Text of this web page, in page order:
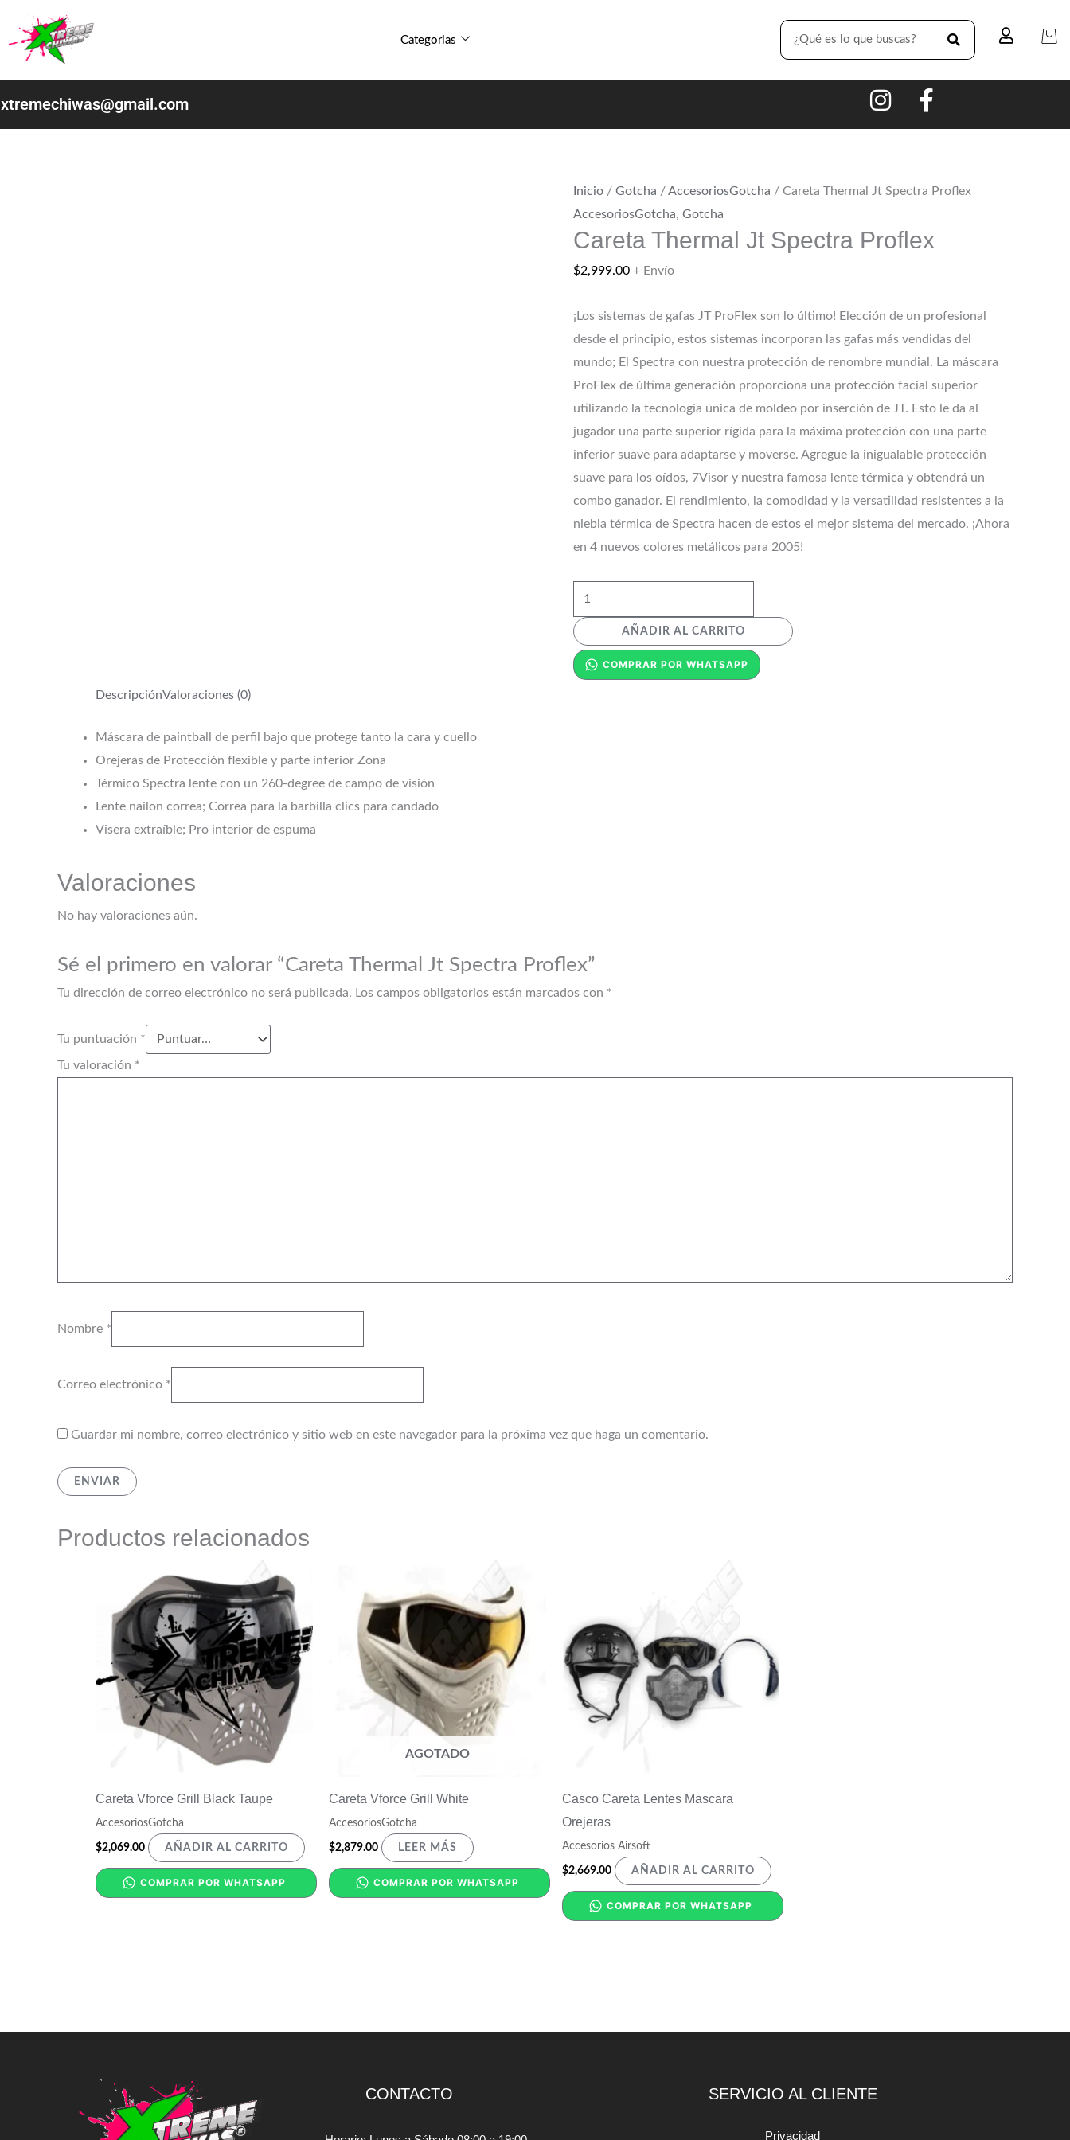
contenido
Categorias
SEARCH
xtremechiwas@gmail.com
Inicio / Gotcha /AccesoriosGotcha / Careta Thermal Jt Spectra Proflex
AccesoriosGotcha, Gotcha
Careta Thermal Jt Spectra Proflex
$2,999.00 + Envío
¡Los sistemas de gafas JT ProFlex son lo último! Elección de un profesional
desde el principio, estos sistemas incorporan las gafas más vendidas del
mundo; El Spectra con nuestra protección de renombre mundial. La máscara
ProFlex de última generación proporciona una protección facial superior
utilizando la tecnología única de moldeo por inserción de JT. Esto le da al
jugador una parte superior rígida para la máxima protección con una parte
inferior suave para adaptarse y moverse. Agregue la inigualable protección
suave para los oídos, 7Visor y nuestra famosa lente térmica y obtendrá un
combo ganador. El rendimiento, la comodidad y la versatilidad resistentes a la
niebla térmica de Spectra hacen de estos el mejor sistema del mercado. ¡Ahora
en 4 nuevos colores metálicos para 2005!
Spectra
AÑADIR AL CARRITO
COMPRAR POR WHATSAPP
DescripciónValoraciones (0)
Máscara de paintball de perfil bajo que protege tanto la cara y cuello
Orejeras de Protección flexible y parte inferior Zona
Térmico Spectra lente con un 260-degree de campo de visión
Lente nailon correa; Correa para la barbilla clics para candado
Visera extraíble; Pro interior de espuma
Valoraciones
No hay valoraciones aún.
Sé el primero en valorar “Careta Thermal Jt Spectra Proflex”
Tu dirección de correo electrónico no será publicada. Los campos obligatorios están marcados con *
Tu puntuación *
Tu valoración *
Nombre *
Correo electrónico *
Guardar mi nombre, correo electrónico y sitio web en este navegador para la próxima vez que haga un comentario.
Productos relacionados
Careta Vforce Grill Black Taupe
AccesoriosGotcha
$2,069.00 AÑADIR AL CARRITO
COMPRAR POR WHATSAPP
AGOTADO
Careta Vforce Grill White
AccesoriosGotcha
$2,879.00 LEER MÁS
COMPRAR POR WHATSAPP
Casco Careta Lentes Mascara
Orejeras
Accesorios Airsoft
$2,669.00 AÑADIR AL CARRITO
COMPRAR POR WHATSAPP
CONTACTO SERVICIO AL CLIENTE
Privacidad